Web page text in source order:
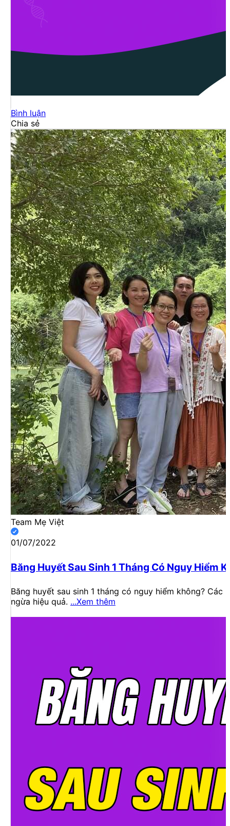
Bình luận
Chia sẻ
Team Mẹ Việt
01/07/2022
Băng Huyết Sau Sinh 1 Tháng Có Nguy Hiểm
Băng huyết sau sinh 1 tháng có nguy hiểm không?
ngừa hiệu quả. ...Xem thêm